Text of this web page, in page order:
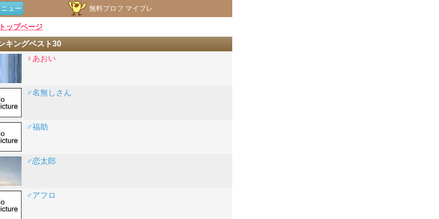
ュー 無料プロフ マイプレ
ップページ
キングベスト30
♀あおい
♂名無しさん
♂福助
♂恋太郎
♂アフロ